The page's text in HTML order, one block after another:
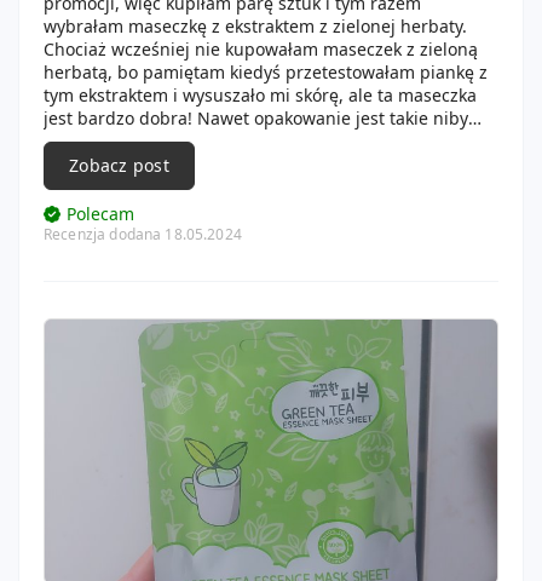
wybrałam maseczkę z ekstraktem z zielonej herbaty.
Chociaż wcześniej nie kupowałam maseczek z zieloną
herbatą, bo pamiętam kiedyś przetestowałam piankę z
tym ekstraktem i wysuszało mi skórę, ale ta maseczka
jest bardzo dobra! Nawet opakowanie jest takie niby
proste, ale bardzo ładne, kolor💚
Koreańska maseczka zawiera ekstrakty zielonej herbaty,
portulaki pospolitej oraz owocu pigwy. Zapach maseczki
jest taki może troszkę intensywny, ale nie zbyt. Jest
całkiem ok. Maseczka jest kompletnie w esencji, od razu
wygładzona oraz odświeżona. Na pewno kupię
ponownie! Polecam👌🏻
Zobacz post
Polecam
Recenzja dodana 18.05.2024